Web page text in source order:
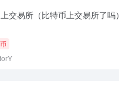
交易所（比特币上交易所了吗）